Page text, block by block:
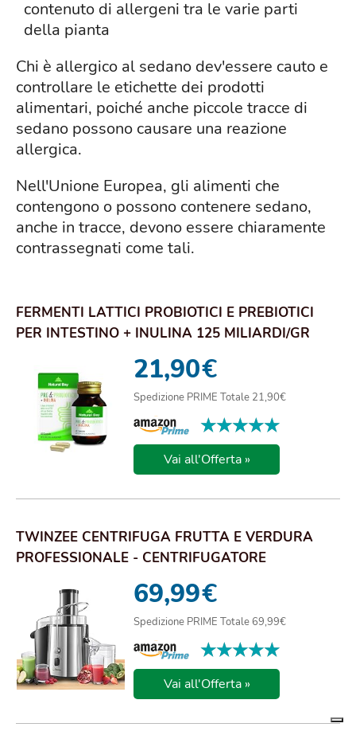
contenuto di allergeni tra le varie parti
della pianta
Chi è allergico al sedano dev'essere cauto e
controllare le etichette dei prodotti
alimentari, poiché anche piccole tracce di
sedano possono causare una reazione
allergica.
Nell'Unione Europea, gli alimenti che
contengono o possono contenere sedano,
anche in tracce, devono essere chiaramente
contrassegnati come tali.
FERMENTI LATTICI PROBIOTICI E PREBIOTICI
PER INTESTINO + INULINA 125 MILIARDI/GR
21,90€
Spedizione PRIME Totale 21,90€
★★★★★
★★★★★
Vai all'Offerta »
TWINZEE CENTRIFUGA FRUTTA E VERDURA
PROFESSIONALE - CENTRIFUGATORE
69,99€
Spedizione PRIME Totale 69,99€
★★★★★
★★★★★
Vai all'Offerta »